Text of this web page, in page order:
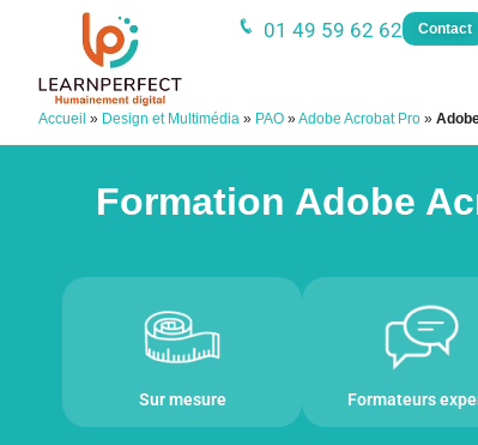
01 49 59 62 62 Contact
Accueil » Design et Multimédia » PAO »Adobe Acrobat Pro »
Formation Adobe
Sur mesure Formateurs